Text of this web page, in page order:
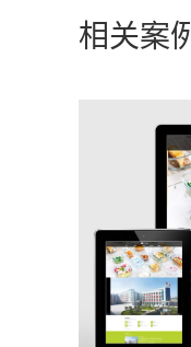
相关案